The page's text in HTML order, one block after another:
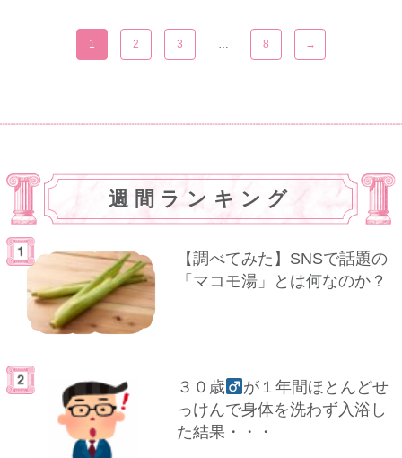
1 2 3 … 8 →
週間ランキング
【調べてみた】SNSで話題の
「マコモ湯」とは何なのか？
３０歳
が１年間ほとんどせ
っけんで身体を洗わず入浴し
た結果・・・